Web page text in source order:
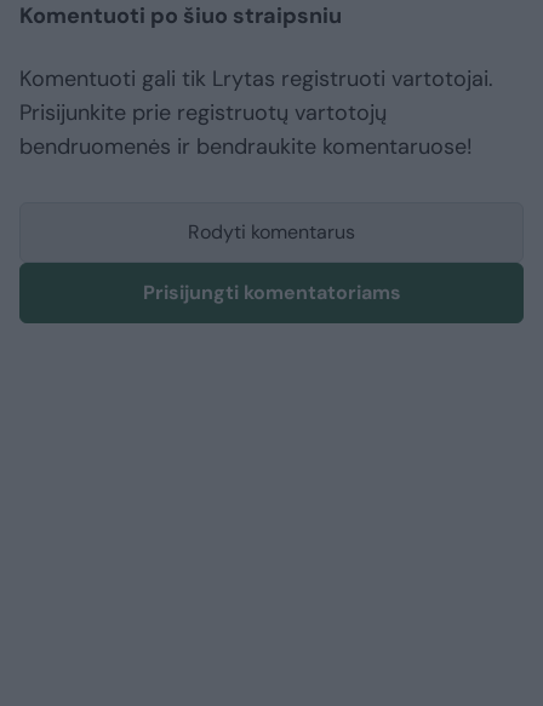
Komentuoti po šiuo straipsniu
Komentuoti gali tik Lrytas registruoti vartotojai.
Prisijunkite prie registruotų vartotojų
bendruomenės ir bendraukite komentaruose!
Rodyti komentarus
Prisijungti komentatoriams